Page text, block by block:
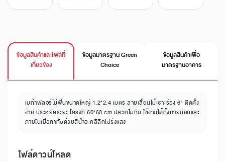
ข้อมูลสินค้าและไฟล์ที่
เกี่ยวข้อง
ข้อมูลมาตรฐาน Green
Choice
ข้อมูลสินค้าเพื่อ
มาตรฐานอาคาร
เมก้าฟลอร์ไม้พื้นขนาดใหญ่ 1.2*2.4 เมตร ลายเสี้ยนไม้เซาะร่อง 6" ติดตั้ง
ง่าย ประหยัดระยะ โครงที่ 60*60 cm ปลวกไม่กิน ใช้งานได้ทั้งภายนอกและ
ภายในเมื่อทาทับด้วยสีน้ำอะคลิลิกโปร่งแสง
ไฟล์ดาวน์โหลด